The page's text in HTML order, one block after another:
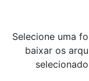
Selecione uma
baixar os